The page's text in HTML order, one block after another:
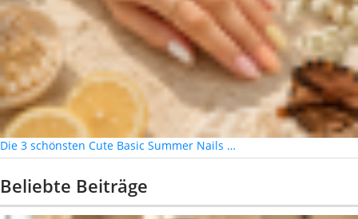
Die 3 schönsten Cute Basic Summer Nails …
Beliebte Beiträge